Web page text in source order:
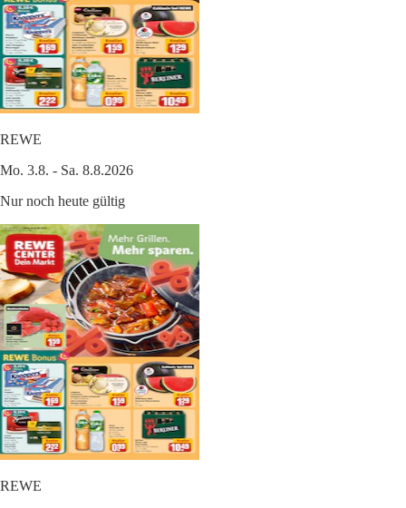
REWE
Mo. 3.8. - Sa. 8.8.2026
Nur noch heute gültig
REWE